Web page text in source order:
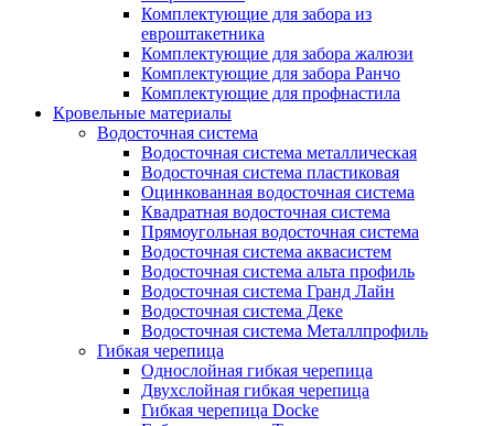
Комплектующие для забора из
евроштакетника
Комплектующие для забора жалюзи
Комплектующие для забора Ранчо
Комплектующие для профнастила
Кровельные материалы
Водосточная система
Водосточная система металлическая
Водосточная система пластиковая
Оцинкованная водосточная система
Квадратная водосточная система
Прямоугольная водосточная система
Водосточная система аквасистем
Водосточная система альта профиль
Водосточная система Гранд Лайн
Водосточная система Деке
Водосточная система Металлпрофиль
Гибкая черепица
Однослойная гибкая черепица
Двухслойная гибкая черепица
Гибкая черепица Docke